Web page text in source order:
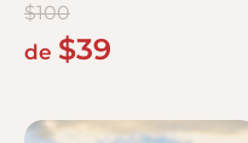
$100
de $39